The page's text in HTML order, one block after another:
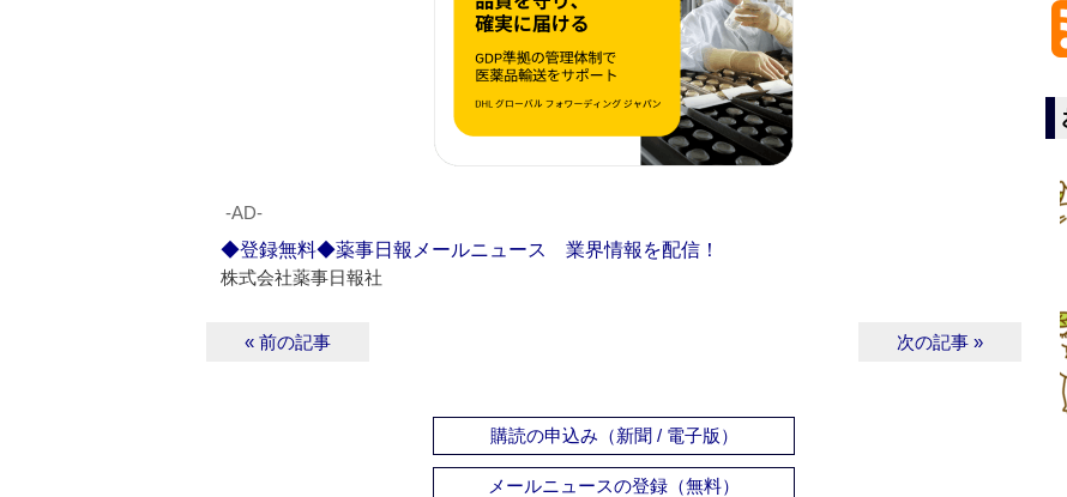
‐AD‐
◆登録無料◆薬事日報メールニュース 業界情報を配信！
株式会社薬事日報社
« 前の記事 次の記事 »
購読の申込み（新聞 / 電子版）
メールニュースの登録（無料）